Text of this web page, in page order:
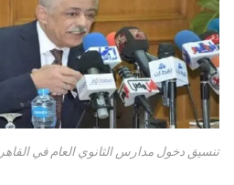
تنسيق دخول مدارس الثانوي العام في القاهرة 2026 ودرجات